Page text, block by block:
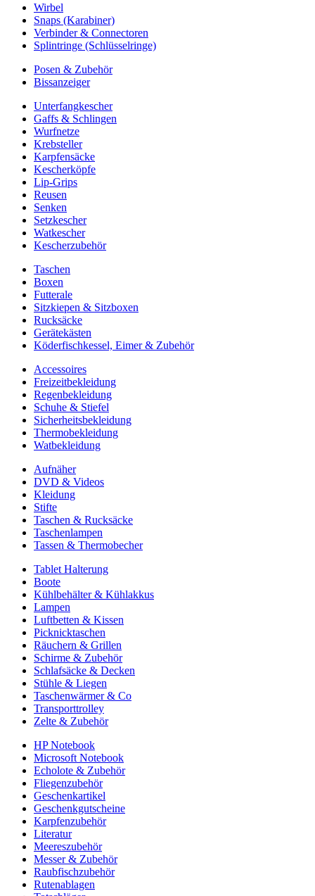
Wirbel
Snaps (Karabiner)
Verbinder & Connectoren
Splintringe (Schlüsselringe)
Posen & Zubehör
Bissanzeiger
Unterfangkescher
Gaffs & Schlingen
Wurfnetze
Krebsteller
Karpfensäcke
Kescherköpfe
Lip-Grips
Reusen
Senken
Setzkescher
Watkescher
Kescherzubehör
Taschen
Boxen
Futterale
Sitzkiepen & Sitzboxen
Rucksäcke
Gerätekästen
Köderfischkessel, Eimer & Zubehör
Accessoires
Freizeitbekleidung
Regenbekleidung
Schuhe & Stiefel
Sicherheitsbekleidung
Thermobekleidung
Watbekleidung
Aufnäher
DVD & Videos
Kleidung
Stifte
Taschen & Rucksäcke
Taschenlampen
Tassen & Thermobecher
Tablet Halterung
Boote
Kühlbehälter & Kühlakkus
Lampen
Luftbetten & Kissen
Picknicktaschen
Räuchern & Grillen
Schirme & Zubehör
Schlafsäcke & Decken
Stühle & Liegen
Taschenwärmer & Co
Transporttrolley
Zelte & Zubehör
HP Notebook
Microsoft Notebook
Echolote & Zubehör
Fliegenzubehör
Geschenkartikel
Geschenkgutscheine
Karpfenzubehör
Literatur
Meereszubehör
Messer & Zubehör
Raubfischzubehör
Rutenablagen